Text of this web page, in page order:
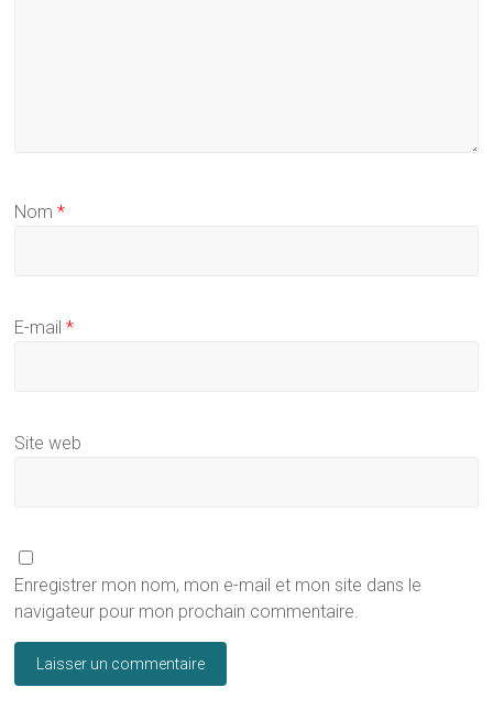
Nom*
E-mail*
Site web
Enregistrer mon nom, mon e-mail et mon site dans le
navigateur pour mon prochain commentaire.